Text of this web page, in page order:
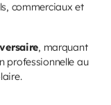
commerciaux et
, marquant
professionnelle au